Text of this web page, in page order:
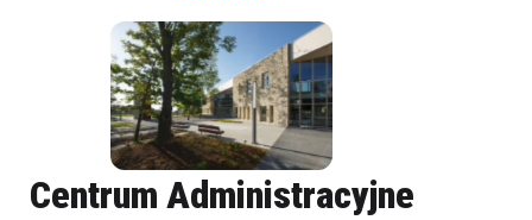
Centrum Administracyjne